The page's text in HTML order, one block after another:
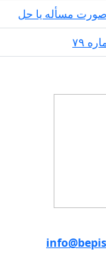
مسأله یا حل